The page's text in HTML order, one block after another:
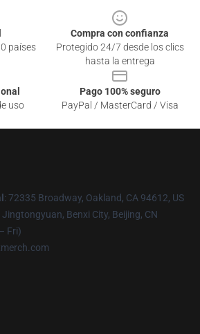
países
Compra con confianza
Protegido 24/7 desde los clics
hasta la entrega
uso
Pago 100% seguro
PayPal / MasterCard / Visa
: 72335 Broadway, Oakland, CA 94612, US
Jingtongyuan, Benxi City, Beijing, CN
Fri)